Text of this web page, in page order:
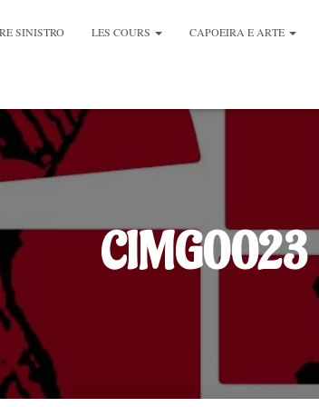
SINISTRO LES COURS CAPOEIRA E ARTE
CIMG0023